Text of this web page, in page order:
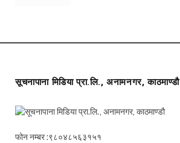
सूचनापाना मिडिया प्रा.लि., अनामनगर, काठमाण्डौ
फोन नम्बर :९८०४८५६३१५१